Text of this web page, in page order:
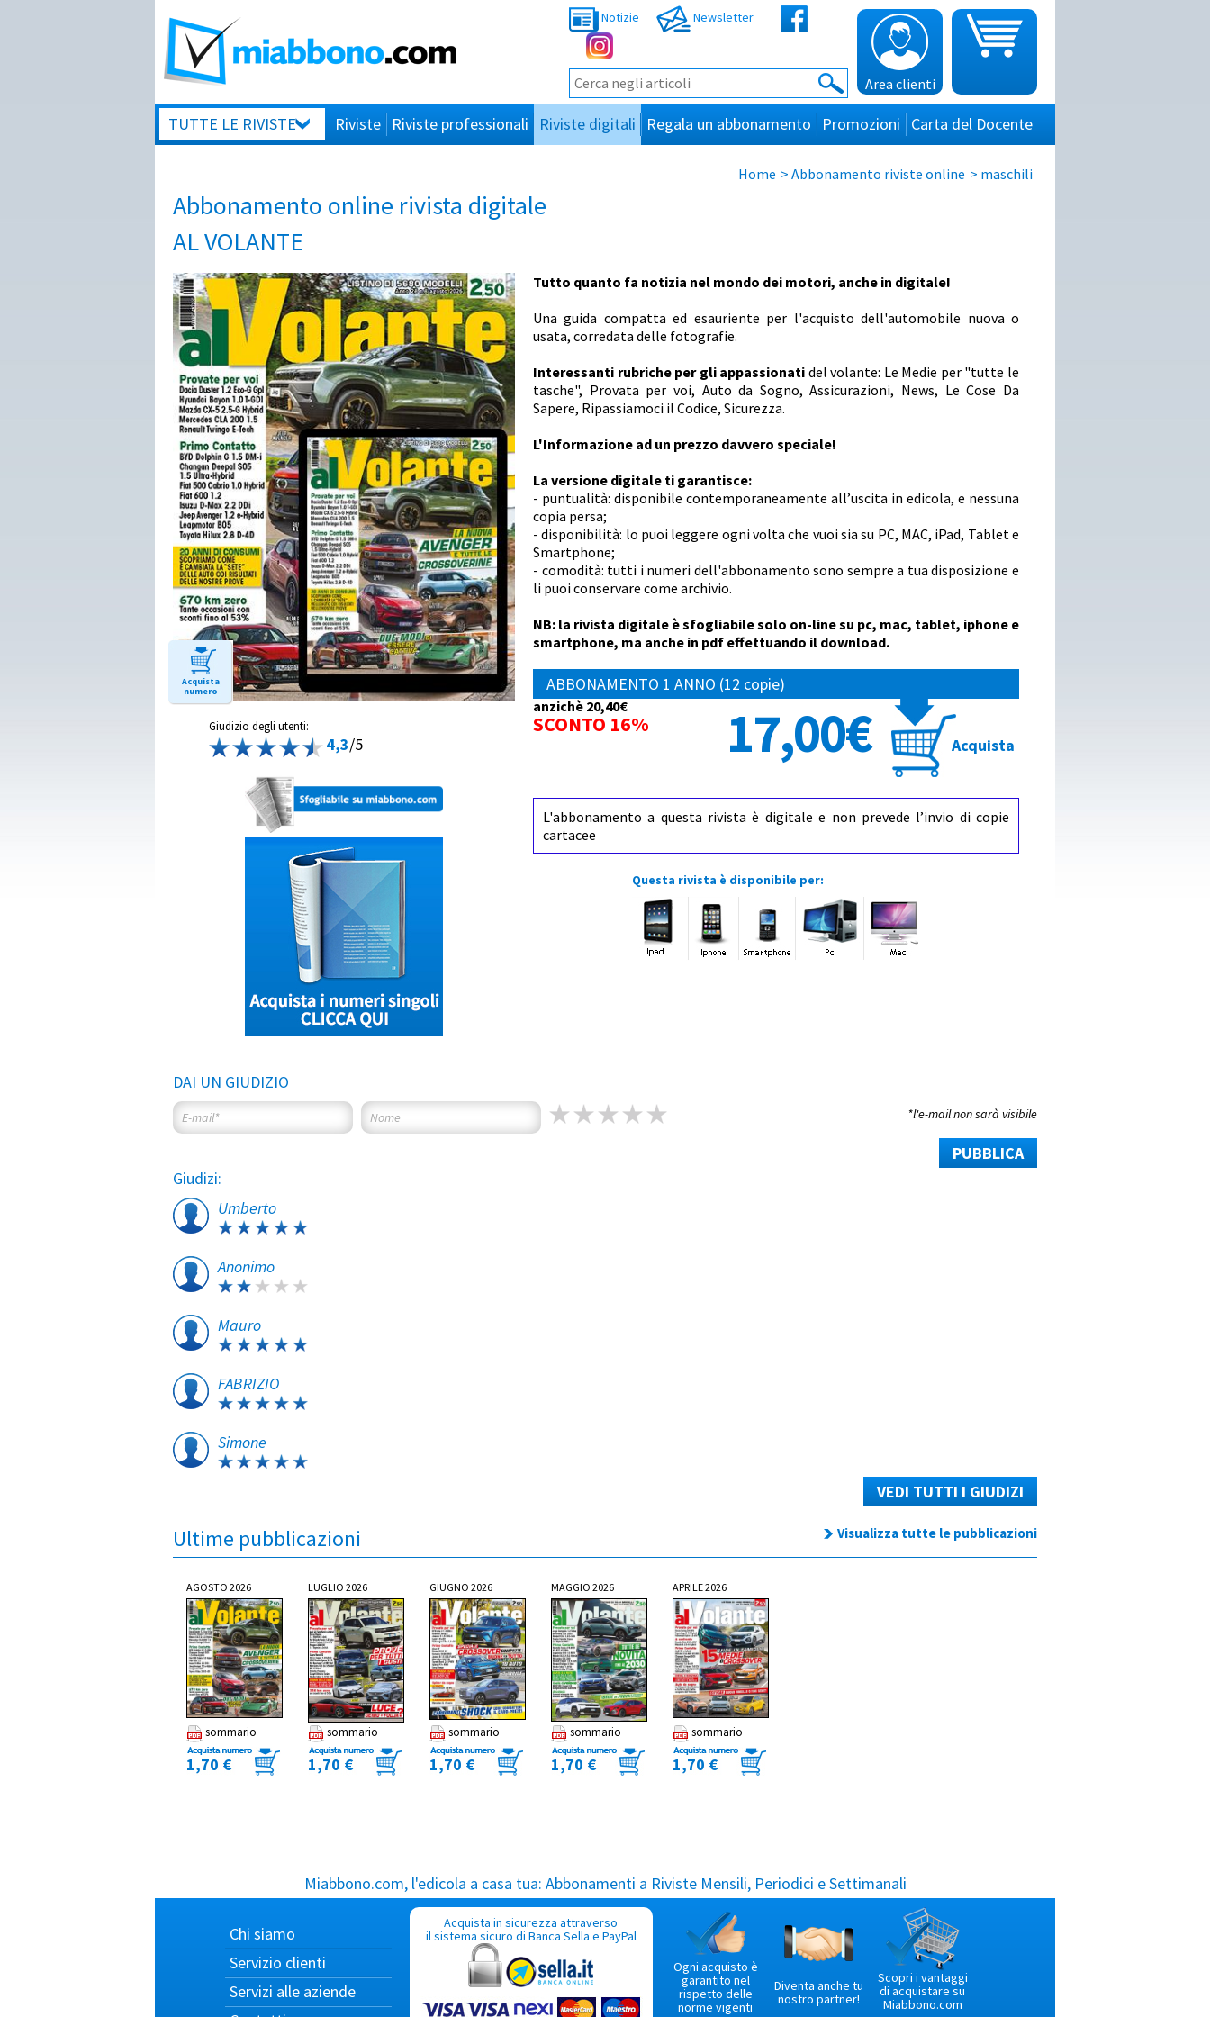
Notizie Newsletter
Area clienti
TUTTE LE RIVISTE Riviste Riviste professionali Riviste digitali Regala un abbonamento Promozioni Carta del Docente
Home > Abbonamento riviste online > maschili
Abbonamento online rivista digitale
AL VOLANTE
Acquista
numero
Giudizio degli utenti:
4,3/5
Tutto quanto fa notizia nel mondo dei motori, anche in digitale!
Una guida compatta ed esauriente per l'acquisto dell'automobile nuova o
usata, corredata delle fotografie.
Interessanti rubriche per gli appassionati del volante: Le Medie per "tutte le
tasche", Provata per voi, Auto da Sogno, Assicurazioni, News, Le Cose Da
Sapere, Ripassiamoci il Codice, Sicurezza.
L'Informazione ad un prezzo davvero speciale!
La versione digitale ti garantisce:
- puntualità: disponibile contemporaneamente all’uscita in edicola, e nessuna
copia persa;
- disponibilità: lo puoi leggere ogni volta che vuoi sia su PC, MAC, iPad, Tablet e
Smartphone;
- comodità: tutti i numeri dell'abbonamento sono sempre a tua disposizione e
li puoi conservare come archivio.
NB: la rivista digitale è sfogliabile solo on-line su pc, mac, tablet, iphone e
smartphone, ma anche in pdf effettuando il download.
ABBONAMENTO 1 ANNO (12 copie)
Acquista
17,00€
anzichè 20,40€
SCONTO 16%
L'abbonamento a questa rivista è digitale e non prevede l’invio di copie
cartacee
Questa rivista è disponibile per:
DAI UN GIUDIZIO
*l'e-mail non sarà visibile
PUBBLICA
Giudizi:
Umberto
Anonimo
Mauro
FABRIZIO
Simone
VEDI TUTTI I GIUDIZI
Visualizza tutte le pubblicazioni
Ultime pubblicazioni
AGOSTO 2026
sommario
1,70 €
LUGLIO 2026
sommario
1,70 €
GIUGNO 2026
sommario
1,70 €
MAGGIO 2026
sommario
1,70 €
APRILE 2026
sommario
1,70 €
Miabbono.com, l'edicola a casa tua: Abbonamenti a Riviste Mensili, Periodici e Settimanali
Chi siamo
Servizio clienti
Servizi alle aziende
Acquista in sicurezza attraverso
il sistema sicuro di Banca Sella e PayPal
Ogni acquisto è
garantito nel
rispetto delle
norme vigenti
Diventa anche tu
nostro partner!
Scopri i vantaggi
di acquistare su
Miabbono.com